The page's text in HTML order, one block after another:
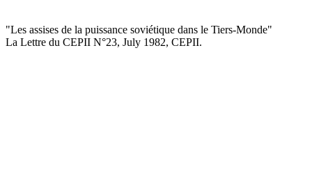
"Les assises de la puissance soviétique dans le Tiers-Monde"
La Lettre du CEPII N°23, July 1982, CEPII.